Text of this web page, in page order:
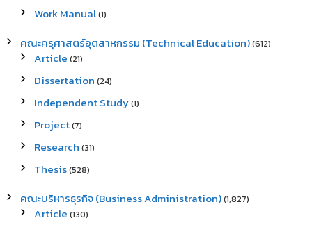
Work Manual(1)
คณะครุศาสตร์อุตสาหกรรม (Technical Education)(612)
Article (21)
Dissertation (24)
Independent Study(1)
Project(7)
Research (31)
Thesis(528)
คณะบริหารธุรกิจ (Business Administration)(1,827)
Article (130)